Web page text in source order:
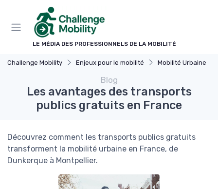
LE MÉDIA DES PROFESSIONNELS DE LA MOBILITÉ
Challenge Mobility Enjeux pour le mobilité Mobilité Urbaine
Blog
Les avantages des transports
publics gratuits en France
Découvrez comment les transports publics gratuits
transforment la mobilité urbaine en France, de
Dunkerque à Montpellier.
Panneau de gestion des cookies